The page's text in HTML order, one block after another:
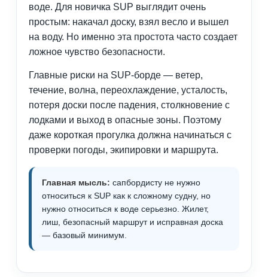
воде. Для новичка SUP выглядит очень
простым: накачал доску, взял весло и вышел
на воду. Но именно эта простота часто создает
ложное чувство безопасности.
Главные риски на SUP-борде — ветер,
течение, волна, переохлаждение, усталость,
потеря доски после падения, столкновение с
лодками и выход в опасные зоны. Поэтому
даже короткая прогулка должна начинаться с
проверки погоды, экипировки и маршрута.
Главная мысль: сапбордисту не нужно
относиться к SUP как к сложному судну, но
нужно относиться к воде серьезно. Жилет,
лиш, безопасный маршрут и исправная доска
— базовый минимум.